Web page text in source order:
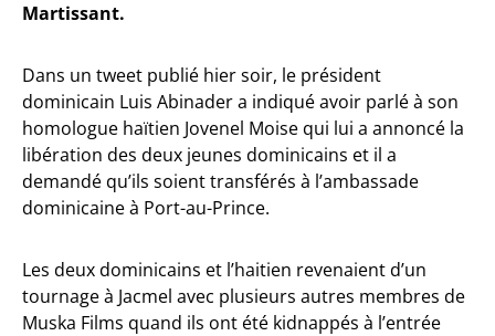
Martissant.
Dans un tweet publié hier soir, le président
dominicain Luis Abinader a indiqué avoir parlé à son
homologue haïtien Jovenel Moise qui lui a annoncé la
libération des deux jeunes dominicains et il a
demandé qu’ils soient transférés à l’ambassade
dominicaine à Port-au-Prince.
Les deux dominicains et l’haitien revenaient d’un
tournage à Jacmel avec plusieurs autres membres de
Muska Films quand ils ont été kidnappés à l’entrée